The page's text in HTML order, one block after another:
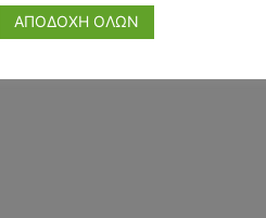
ΑΠΟΔΟΧΗ ΟΛΩΝ